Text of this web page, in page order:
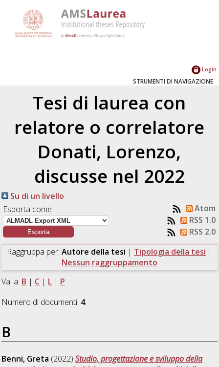
Login
STRUMENTI DI NAVIGAZIONE
Tesi di laurea con
relatore o correlatore
Donati, Lorenzo,
discusse nel 2022
Su di un livello
Esporta come
Atom
RSS 1.0
RSS 2.0
Raggruppa per: Autore della tesi | Tipologia della tesi |
Nessun raggruppamento
Vai a: B | C | L | P
Numero di documenti: 4.
B
Benni, Greta (2022)Studio, progettazione e sviluppo della